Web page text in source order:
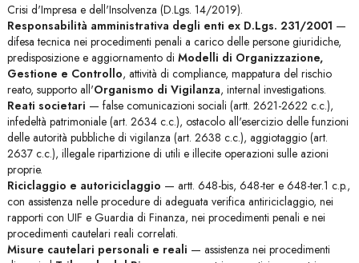
Crisi d'Impresa e dell'Insolvenza (D.Lgs. 14/2019).
Responsabilità amministrativa degli enti ex D.Lgs. 231/2001 —
difesa tecnica nei procedimenti penali a carico delle persone giuridiche,
predisposizione e aggiornamento di Modelli di Organizzazione,
Gestione e Controllo, attività di compliance, mappatura del rischio
reato, supporto all'Organismo di Vigilanza, internal investigations.
Reati societari — false comunicazioni sociali (artt. 2621-2622 c.c.),
infedeltà patrimoniale (art. 2634 c.c.), ostacolo all'esercizio delle funzioni
delle autorità pubbliche di vigilanza (art. 2638 c.c.), aggiotaggio (art.
2637 c.c.), illegale ripartizione di utili e illecite operazioni sulle azioni
proprie.
Riciclaggio e autoriciclaggio — artt. 648-bis, 648-ter e 648-ter.1 c.p.,
con assistenza nelle procedure di adeguata verifica antiriciclaggio, nei
rapporti con UIF e Guardia di Finanza, nei procedimenti penali e nei
procedimenti cautelari reali correlati.
Misure cautelari personali e reali — assistenza nei procedimenti